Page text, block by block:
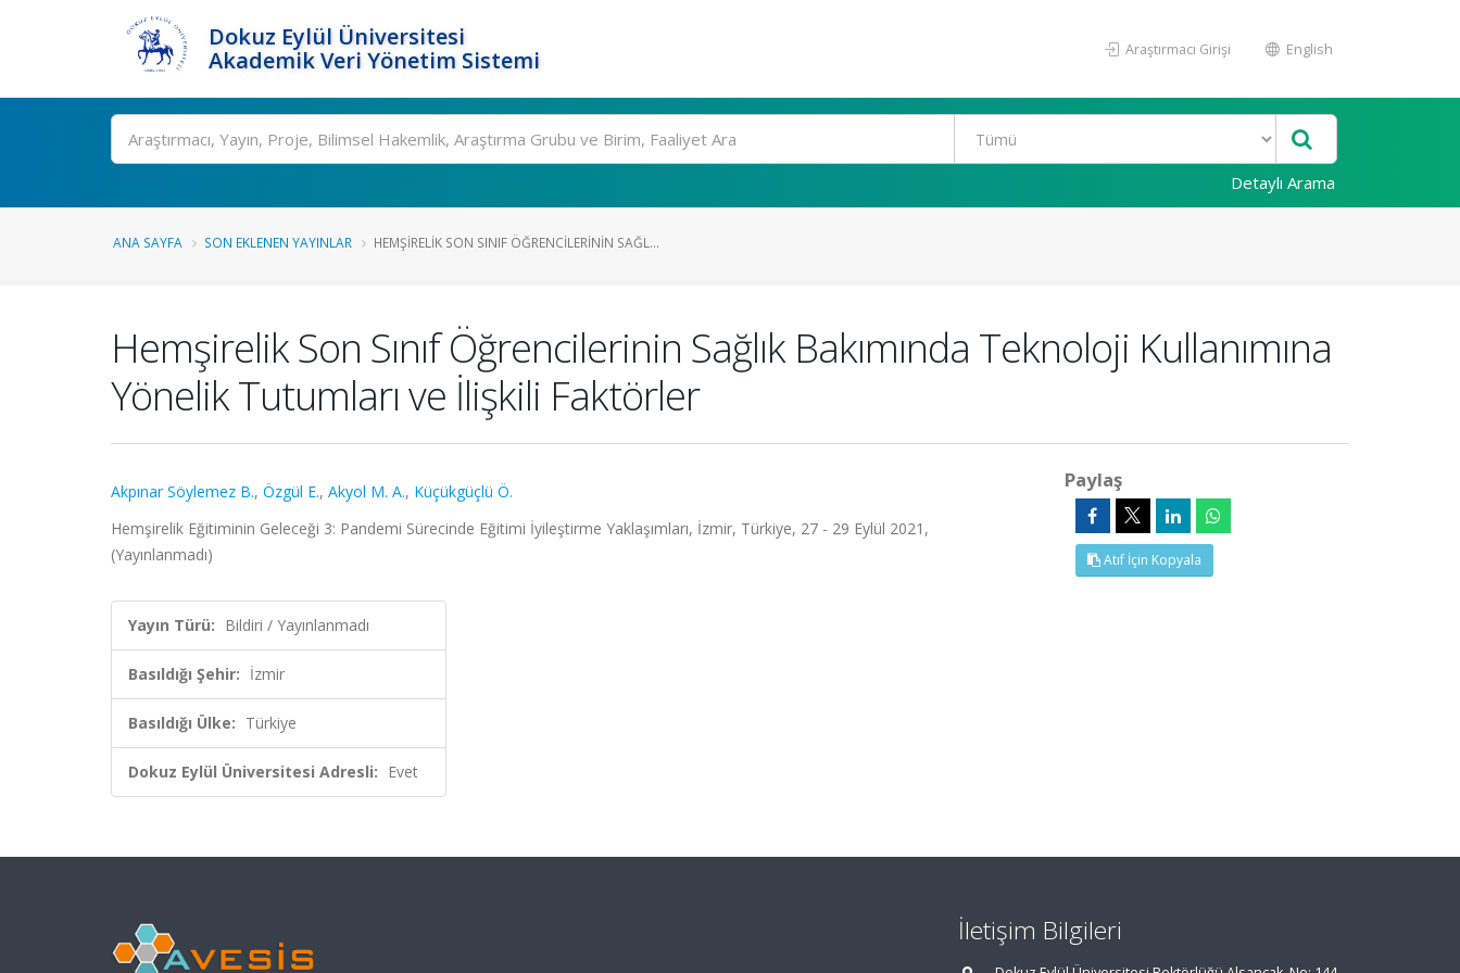
Dokuz Eylül Üniversitesi
Akademik Veri Yönetim Sistemi
Araştırmacı Girişi English
Ara
Detaylı Arama
ANA SAYFA SON EKLENEN YAYINLAR HEMŞIRELIK SON SINIF ÖĞRENCILERININ SAĞL...
Hemşirelik Son Sınıf Öğrencilerinin Sağlık Bakımında Teknoloji Kullanımına
Yönelik Tutumları ve İlişkili Faktörler
Akpınar Söylemez B., Özgül E., Akyol M. A., Küçükgüçlü Ö.
Hemşirelik Eğitiminin Geleceği 3: Pandemi Sürecinde Eğitimi İyileştirme Yaklaşımları, İzmir, Türkiye, 27 - 29 Eylül 2021,
(Yayınlanmadı)
Yayın Türü: Bildiri / Yayınlanmadı
Basıldığı Şehir: İzmir
Basıldığı Ülke: Türkiye
Dokuz Eylül Üniversitesi Adresli: Evet
Paylaş
Atıf İçin Kopyala
İletişim Bilgileri